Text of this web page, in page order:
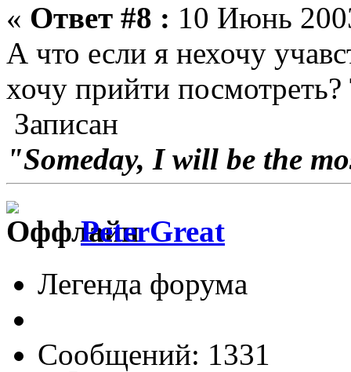
« Ответ #8 : 10 Июнь
А что если я нехочу
хочу прийти посмотреть?
Записан
"Someday, I will be the
PeterGreat
Легенда форума
Сообщений: 1331